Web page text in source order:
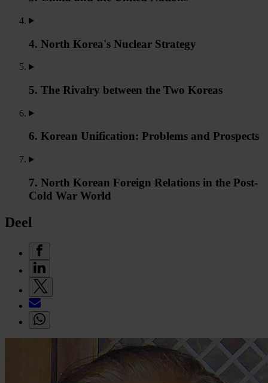
4. North Korea's Nuclear Strategy
5. The Rivalry between the Two Koreas
6. Korean Unification: Problems and Prospects
7. North Korean Foreign Relations in the Post-
Cold War World
Deel